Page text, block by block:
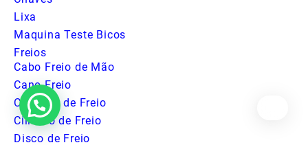
Lixa
Maquina Teste Bicos
Freios
Cabo Freio de Mão
Cano Freio
Cavalete de Freio
Cilindro de Freio
Disco de Freio